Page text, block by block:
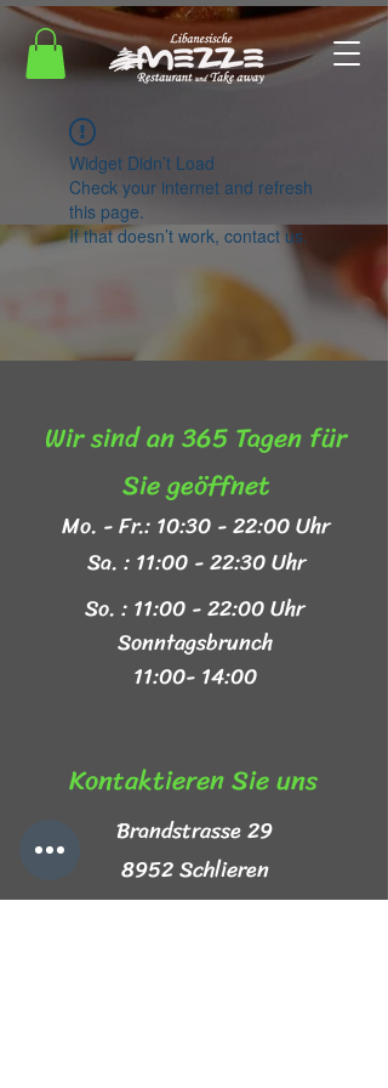
Widget Didn’t Load
Check your internet and refresh
this page.
If that doesn’t work, contact us.
Wir sind an 365 Tagen für
Sie geöffnet​
Mo. - Fr.: 10:30 - 22:00 Uhr
Sa. : 11:00 - 22:30 Uhr
So. : 11:00 - 22:00 Uhr
Sonntagsbrunch
11:00- 14:00
Kontaktieren Sie uns​
Brandstrasse 29
8952 Schlieren
+41 44 999 44 44